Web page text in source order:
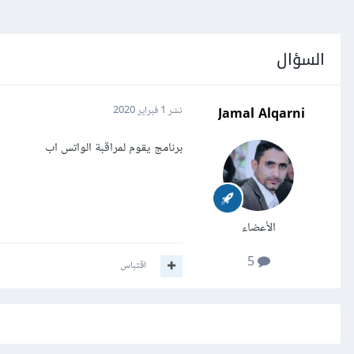
السؤال
Jamal Alqarni
الأعضاء
5
نشر 1 فبراير 2020
برنامج يقوم لمراقبة الواتس اب
اقتباس